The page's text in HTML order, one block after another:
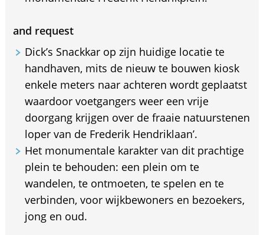
and request
Dick’s Snackkar op zijn huidige locatie te
handhaven, mits de nieuw te bouwen kiosk
enkele meters naar achteren wordt geplaatst
waardoor voetgangers weer een vrije
doorgang krijgen over de fraaie natuurstenen
loper van de Frederik Hendriklaan’.
Het monumentale karakter van dit prachtige
plein te behouden: een plein om te
wandelen, te ontmoeten, te spelen en te
verbinden, voor wijkbewoners en bezoekers,
jong en oud.